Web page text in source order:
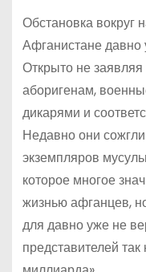
Обстановка вокруг
Афганистане давно
Открыто не
аборигенам,
дикарями и
Недавно они
экземпляров
которое многое
жизнью афганцев,
для давно уже не
представителей